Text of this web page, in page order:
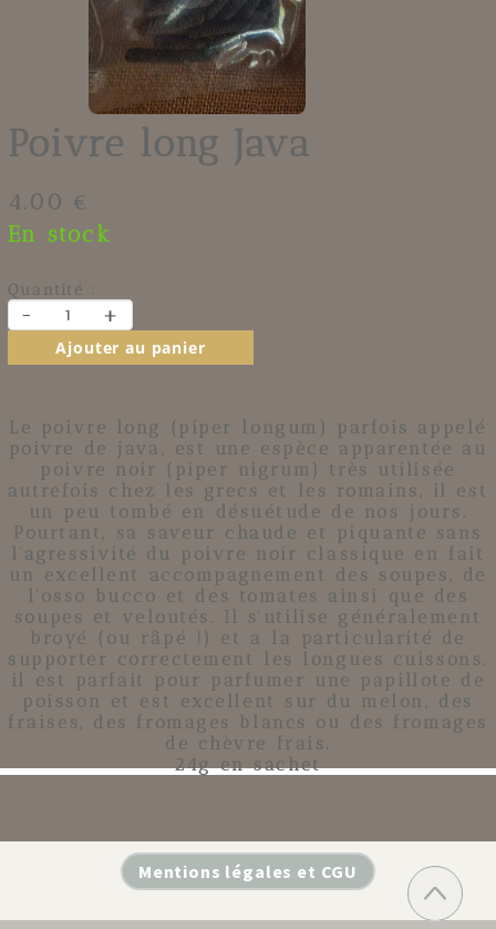
Poivre long Java
4.00 €
En stock
Quantité :
- +
Ajouter au panier
Le poivre long (piper longum) parfois appelé
poivre de java, est une espèce apparentée au
poivre noir (piper nigrum) très utilisée
autrefois chez les grecs et les romains, il est
un peu tombé en désuétude de nos jours.
Pourtant, sa saveur chaude et piquante sans
l'agressivité du poivre noir classique en fait
un excellent accompagnement des soupes, de
l'osso bucco et des tomates ainsi que des
soupes et veloutés. Il s'utilise généralement
broyé (ou râpé !) et a la particularité de
supporter correctement les longues cuissons.
il est parfait pour parfumer une papillote de
poisson et est excellent sur du melon, des
fraises, des fromages blancs ou des fromages
de chèvre frais.
24g en sachet
Mentions légales et CGU